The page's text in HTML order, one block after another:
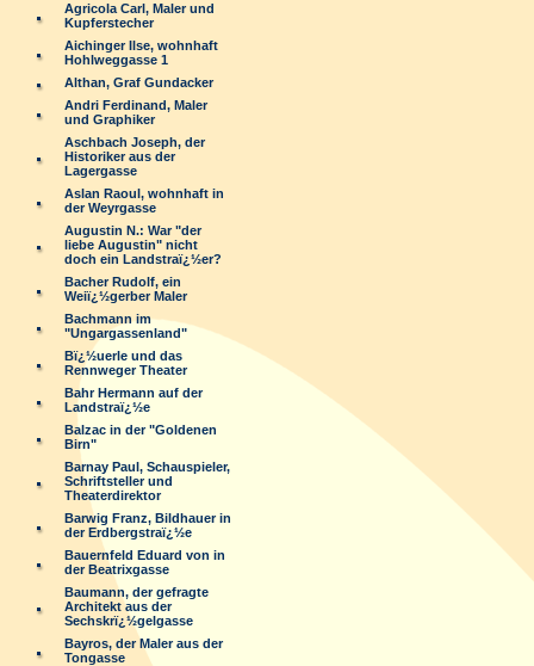
Agricola Carl, Maler und
Kupferstecher
Aichinger Ilse, wohnhaft
Hohlweggasse 1
Althan, Graf Gundacker
Andri Ferdinand, Maler
und Graphiker
Aschbach Joseph, der
Historiker aus der
Lagergasse
Aslan Raoul, wohnhaft in
der Weyrgasse
Augustin N.: War "der
liebe Augustin" nicht
doch ein Landstraï¿½er?
Bacher Rudolf, ein
Weiï¿½gerber Maler
Bachmann im
"Ungargassenland"
Bï¿½uerle und das
Rennweger Theater
Bahr Hermann auf der
Landstraï¿½e
Balzac in der "Goldenen
Birn"
Barnay Paul, Schauspieler,
Schriftsteller und
Theaterdirektor
Barwig Franz, Bildhauer in
der Erdbergstraï¿½e
Bauernfeld Eduard von in
der Beatrixgasse
Baumann, der gefragte
Architekt aus der
Sechskrï¿½gelgasse
Bayros, der Maler aus der
Tongasse